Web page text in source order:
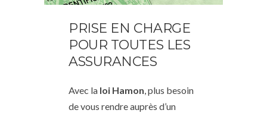
PRISE EN CHARGE
POUR TOUTES LES
ASSURANCES
Avec la loi Hamon, plus besoin
de vous rendre auprès d’un